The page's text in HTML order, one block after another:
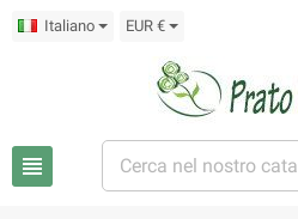
Italiano EUR €
view_headline